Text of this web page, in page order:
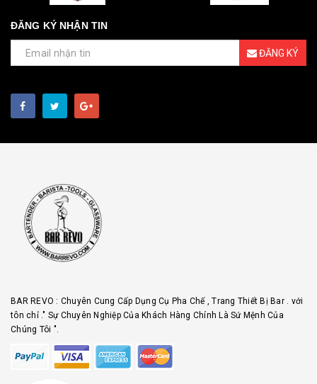
ĐĂNG KÝ NHẬN TIN
ĐĂNG KÝ
BAR REVO : Chuyên Cung Cấp Dụng Cụ Pha Chế , Trang Thiết Bị Bar . với
tôn chỉ ." Sự Chuyên Nghiệp Của Khách Hàng Chính Là Sứ Mệnh Của
Chúng Tôi ".